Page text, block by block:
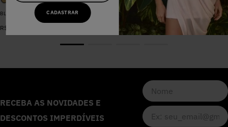
CADASTRAR
BLUSA SARJA LARA PEROLA
R$
VESTIDO MADALENA AZUL MARINHO DOT
398
00
Por
159
RECEBA AS NOVIDADES E
DESCONTOS IMPERDÍVEIS